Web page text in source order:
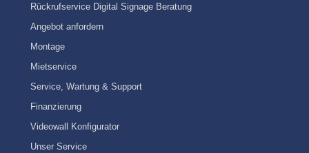
Rückrufservice Digital Signage Beratung
Angebot anfordern
Montage
Mietservice
Service, Wartung & Support
Finanzierung
Videowall Konfigurator
Unser Service